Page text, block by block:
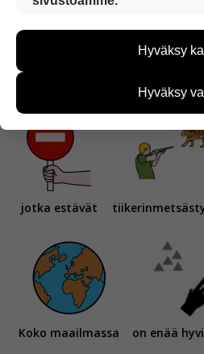
jotka estävät
Koko maailmassa on enää
kehittää sivustoamme
kävijämääristä ja siitä, mitä
miten sivuilla liikutaan.
yksittäiseen käyttäjään.
Voit valita, hyväksytkö näiden
Hyväksy
Hyväksy